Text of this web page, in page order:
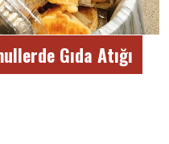
Gıda Atığı